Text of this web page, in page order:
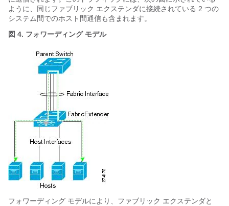
ように、同じファブリック エクステンダに接続されている 2 つの
システム間でのホスト間通信も含まれます。
図 4. フォワーディング モデル
フォワーディング モデルにより、 ファブリック エクステンダと